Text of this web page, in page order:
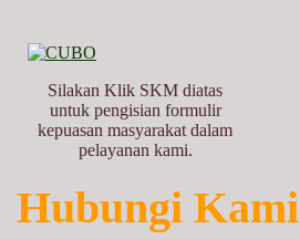
Silakan Klik SKM diatas
untuk pengisian formulir
kepuasan masyarakat dalam
pelayanan kami.
Hubungi Kami